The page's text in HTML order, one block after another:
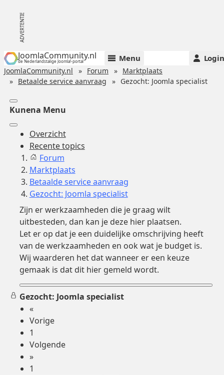
JoomlaCommunity.nl
de Nederlandstalige Joomla!-portal Menu Login
JoomlaCommunity.nl Forum
Marktplaats
Betaalde service aanvraag
Gezocht: Joomla specialist
Kunena Menu
Overzicht
Recente topics
Forum
Marktplaats
Betaalde service aanvraag
Gezocht: Joomla specialist
Zijn er werkzaamheden die je graag wilt
uitbesteden, dan kan je deze hier plaatsen.
Let er op dat je een duidelijke omschrijving heeft
van de werkzaamheden en ook wat je budget is.
Wij waarderen het dat wanneer er een keuze
gemaak is dat dit hier gemeld wordt.
Gezocht: Joomla specialist
«
Vorige
1
Volgende
»
1